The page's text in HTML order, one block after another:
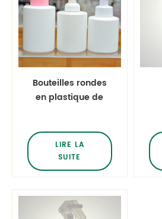
Bouteilles rondes
en plastique de
pompe de
mousseur
Bouteilles de
LIRE LA
SUITE